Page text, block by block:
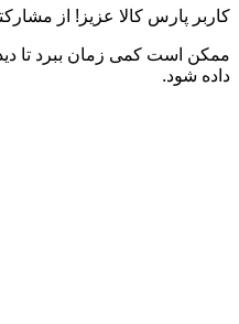
کاربر پارس کالا عزیز! از
ممکن است کمی زمان ببرد تا
داده شود.